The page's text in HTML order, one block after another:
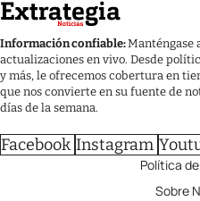
Información confiable:Manténgase
actualizaciones en vivo. Desde
y más, le ofrecemos cobertura en
que nos convierte en su fuente de
días de la semana.
Facebook Instagram
Política
Sobre